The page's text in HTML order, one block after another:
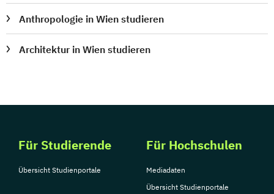
Anthropologie in Wien studieren
Architektur in Wien studieren
Für Studierende
Übersicht Studienportale
Für Hochschulen
Mediadaten
Übersicht Studienportale